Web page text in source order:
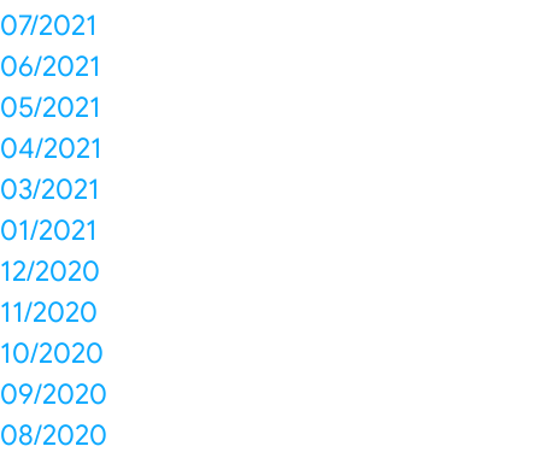
07/2021
06/2021
05/2021
04/2021
03/2021
01/2021
12/2020
11/2020
10/2020
09/2020
08/2020